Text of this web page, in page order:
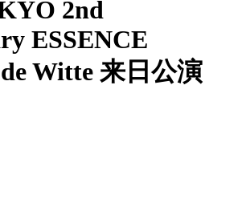
2nd
ESSENCE
Witte 来日公演